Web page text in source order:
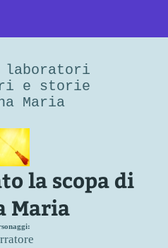
e storie
Maria
la scopa di
Maria